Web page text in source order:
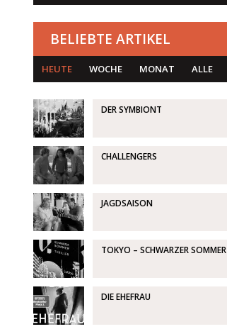
BELIEBTE ARTIKEL
HEUTE WOCHE MONAT ALLE
DER SYMBIONT
CHALLENGERS
JAGDSAISON
TOKYO – SCHWARZER SOMMER
DIE EHEFRAU